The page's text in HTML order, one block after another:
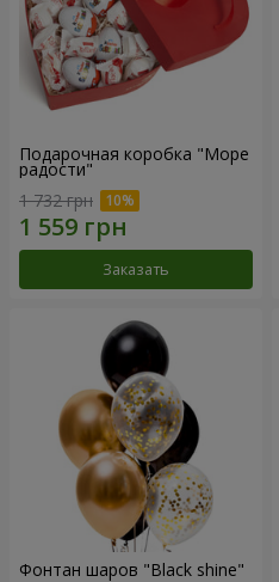
Подарочная коробка "Море
радости"
1 732 грн
Заказать
Фонтан шаров "Black shine"